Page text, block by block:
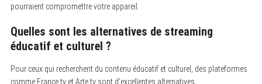
pourraient compromettre votre appareil.
Quelles sont les alternatives de streaming
éducatif et culturel ?
Pour ceux qui recherchent du contenu éducatif et culturel, des plateformes
comme France.tv et Arte.tv sont d’excellentes alternatives.